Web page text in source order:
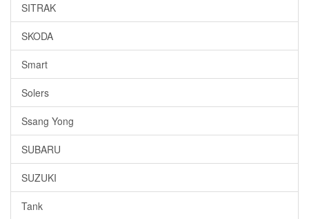
SITRAK
SKODA
Smart
Solers
Ssang Yong
SUBARU
SUZUKI
Tank